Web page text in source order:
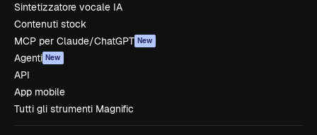
Sintetizzatore vocale IA
Contenuti stock
MCP per Claude/ChatGPT New
Agenti New
API
App mobile
Tutti gli strumenti Magnific